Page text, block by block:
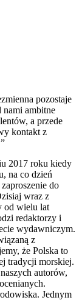
pozostaje
nami ambitne
a przede
kontakt z
2017 roku kiedy
na co dzień
do
wraz z
od wielu lat
redaktorzy i
wydawniczym.
z
że Polska to
tradycji morskiej.
autorów,
Jednym